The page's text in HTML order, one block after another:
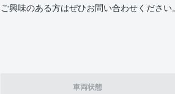
車両状態
ご興味のある方はぜひお問い合わせください。